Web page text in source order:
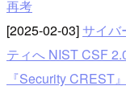
再考
[2025-02-03]サイバ
ティへ NIST CSF
『Security CREST